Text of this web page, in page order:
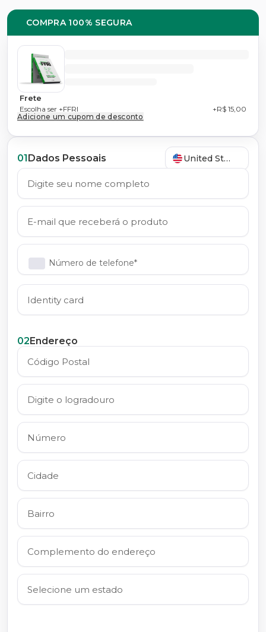
01Dados Pessoais United States
Número de telefone*
02Endereço
COMPRA 100% SEGURA
Frete
Escolha ser +FFRI
+R$ 15,00
Adicione um cupom de desconto